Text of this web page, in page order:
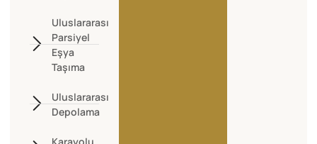
Uluslararası
Parsiyel
Eşya
Taşıma
Uluslararası
Depolama